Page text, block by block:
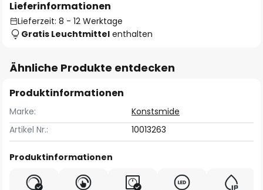
Lieferinformationen
Lieferzeit: 8 - 12 Werktage
Gratis Leuchtmittel enthalten
Ähnliche Produkte entdecken
Produktinformationen
Marke:
Konstsmide
Artikel Nr.:
10013263
Produktinformationen